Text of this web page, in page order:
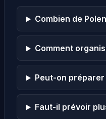
Combien de
Comment
Peut-on
Faut-il prévoir